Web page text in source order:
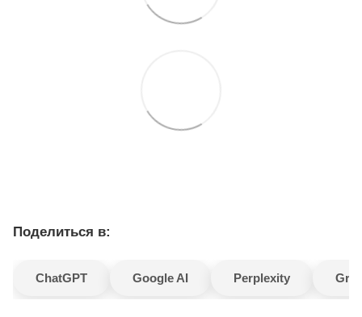
Поделиться в:
ChatGPT Google AI Perplexity